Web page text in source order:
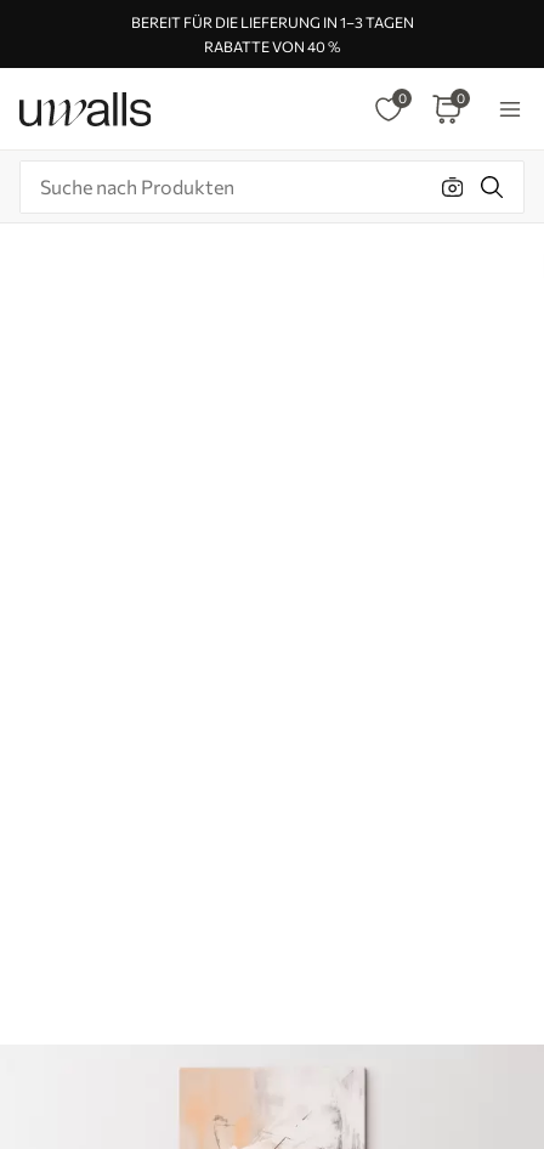
BEREIT FÜR DIE LIEFERUNG IN 1–3 TAGEN
RABATTE VON 40 %
0 0